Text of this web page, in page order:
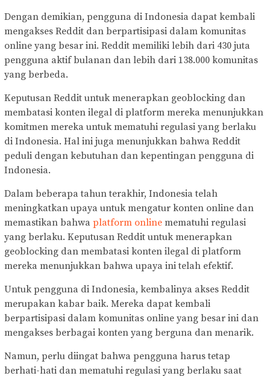
Dengan demikian, pengguna di Indonesia dapat kembali
mengakses Reddit dan berpartisipasi dalam komunitas
online yang besar ini. Reddit memiliki lebih dari 430 juta
pengguna aktif bulanan dan lebih dari 138.000 komunitas
yang berbeda.
Keputusan Reddit untuk menerapkan geoblocking dan
membatasi konten ilegal di platform mereka menunjukkan
komitmen mereka untuk mematuhi regulasi yang berlaku
di Indonesia. Hal ini juga menunjukkan bahwa Reddit
peduli dengan kebutuhan dan kepentingan pengguna di
Indonesia.
Dalam beberapa tahun terakhir, Indonesia telah
meningkatkan upaya untuk mengatur konten online dan
memastikan bahwa platform online mematuhi regulasi
yang berlaku. Keputusan Reddit untuk menerapkan
geoblocking dan membatasi konten ilegal di platform
mereka menunjukkan bahwa upaya ini telah efektif.
Untuk pengguna di Indonesia, kembalinya akses Reddit
merupakan kabar baik. Mereka dapat kembali
berpartisipasi dalam komunitas online yang besar ini dan
mengakses berbagai konten yang berguna dan menarik.
Namun, perlu diingat bahwa pengguna harus tetap
berhati-hati dan mematuhi regulasi yang berlaku saat